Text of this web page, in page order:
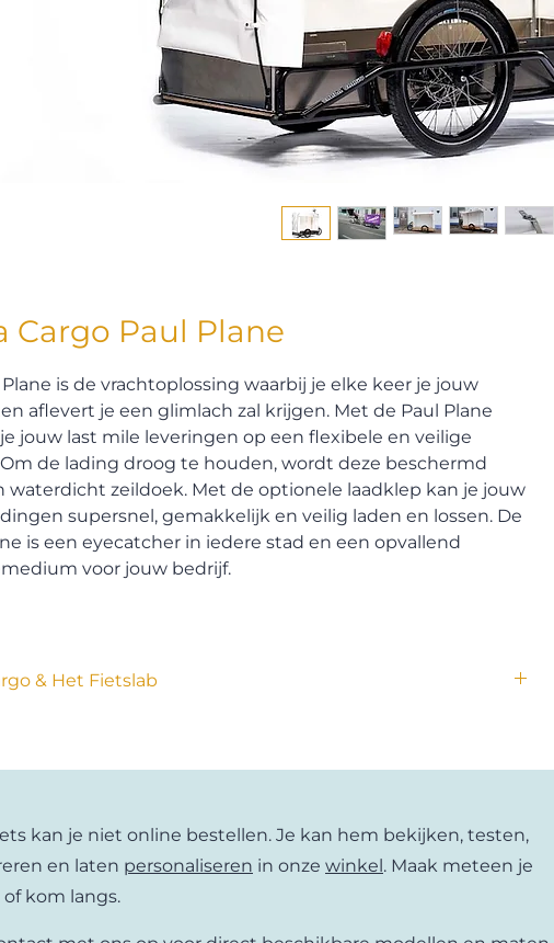
Cargo Paul Plane
Plane is de vrachtoplossing waarbij je elke keer je jouw
aflevert je een glimlach zal krijgen. Met de Paul Plane
jouw last mile leveringen op een flexibele en veilige
de lading droog te houden, wordt deze beschermd
waterdicht zeildoek. Met de optionele laadklep kan je jouw
supersnel, gemakkelijk en veilig laden en lossen. De
is een eyecatcher in iedere stad en een opvallend
voor jouw bedrijf.
& Het Fietslab
een duurzaam concept voor het transporteren van zware ladingen
en te leven.
kan je niet online bestellen. Je kan hem bekijken, testen,
en laten personaliseren in onze winkel. Maak meteen je
of kom langs.